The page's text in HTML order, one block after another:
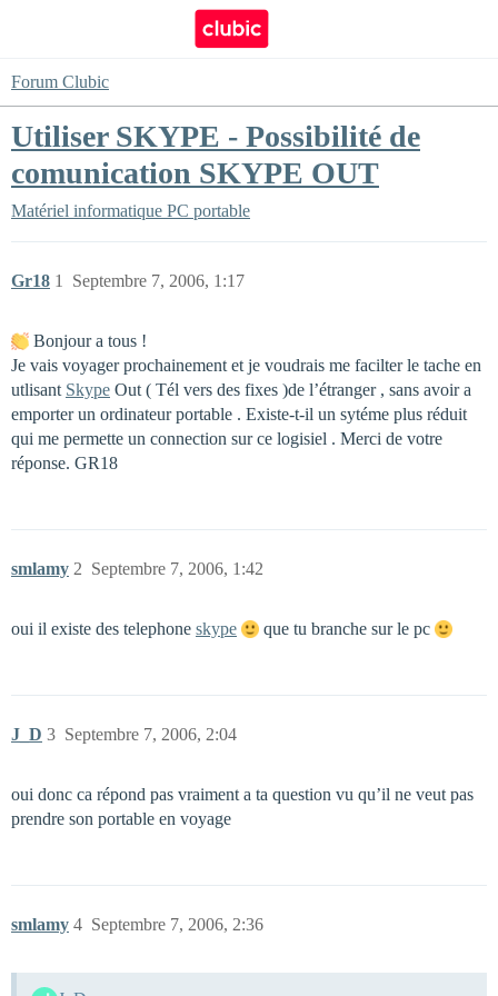
Forum Clubic
Utiliser SKYPE - Possibilité de
comunication SKYPE OUT
Matériel informatique PC portable
Gr18 Septembre 7, 2006, 1:17
1
Bonjour a tous !
Je vais voyager prochainement et je voudrais me facilter le tache en
utlisant Skype Out ( Tél vers des fixes )de l’étranger , sans avoir a
emporter un ordinateur portable . Existe-t-il un sytéme plus réduit
qui me permette un connection sur ce logisiel . Merci de votre
réponse. GR18
smlamy Septembre 7, 2006, 1:42
2
oui il existe des telephone skype que tu branche sur le pc
J_D Septembre 7, 2006, 2:04
3
oui donc ca répond pas vraiment a ta question vu qu’il ne veut pas
prendre son portable en voyage
smlamy Septembre 7, 2006, 2:36
4